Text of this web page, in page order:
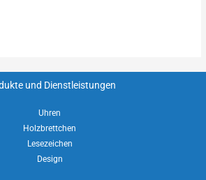
und Dienstleistungen
Uhren
Holzbrettchen
Lesezeichen
Design